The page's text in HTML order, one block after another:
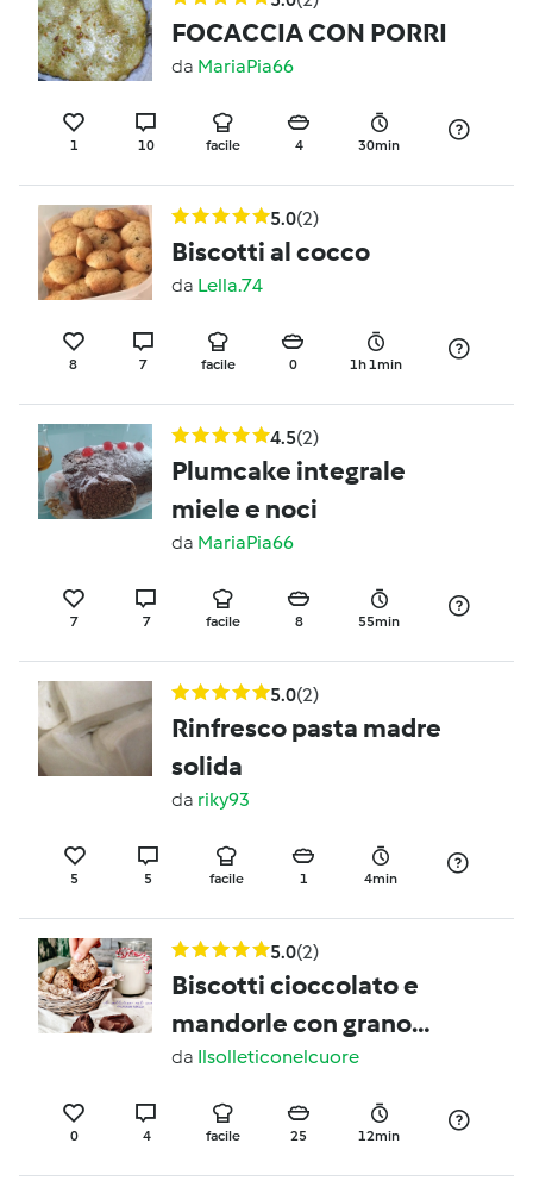
FOCACCIA CON PORRI
da MariaPia66
1 10 facile 4 30min
5.0(2)
Biscotti al cocco
da Lella.74
8 7 facile 0 1h 1min
4.5(2)
Plumcake integrale
miele e noci
da MariaPia66
7 7 facile 8 55min
5.0(2)
Rinfresco pasta madre
solida
da riky93
5 5 facile 1 4min
5.0(2)
Biscotti cioccolato e
mandorle con grano
saraceno
da Ilsolleticonelcuore
0 4 facile 25 12min